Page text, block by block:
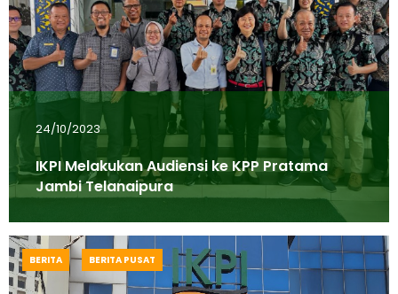
24/10/2023
IKPI Melakukan Audiensi ke KPP Pratama
Jambi Telanaipura
BERITA BERITA PUSAT